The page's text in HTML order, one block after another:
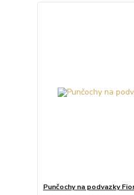
Punčochy na podvazky